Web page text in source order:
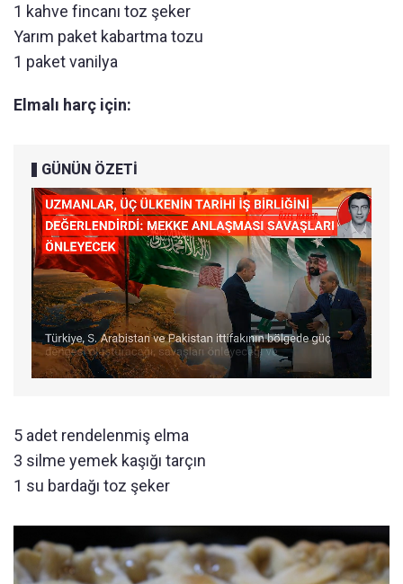
1 kahve fincanı toz şeker
Yarım paket kabartma tozu
1 paket vanilya
Elmalı harç için:
GÜNÜN ÖZETİ
5 adet rendelenmiş elma
3 silme yemek kaşığı tarçın
1 su bardağı toz şeker